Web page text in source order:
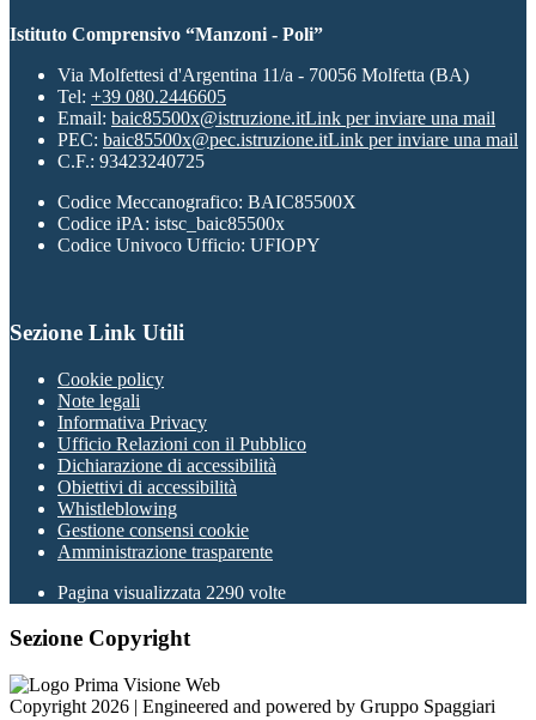
Istituto Comprensivo “Manzoni - Poli”
Via Molfettesi d'Argentina 11/a - 70056 Molfetta (BA)
Tel: +39 080.2446605
Email: baic85500x@istruzione.itLink per inviare una mail
PEC: baic85500x@pec.istruzione.itLink per inviare una mail
C.F.: 93423240725
Codice Meccanografico: BAIC85500X
Codice iPA: istsc_baic85500x
Codice Univoco Ufficio: UFIOPY
Sezione Link Utili
Cookie policy
Note legali
Informativa Privacy
Ufficio Relazioni con il Pubblico
Dichiarazione di accessibilità
Obiettivi di accessibilità
Whistleblowing
Gestione consensi cookie
Amministrazione trasparente
Pagina visualizzata 2290 volte
Sezione Copyright
Copyright 2026 | Engineered and powered by Gruppo Spaggiari